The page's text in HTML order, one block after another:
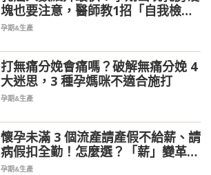
塊也要注意，醫師教1招「自我檢
查」
孕期&生產
打無痛分娩會痛嗎？破解無痛分娩 4
大迷思，3 種孕媽咪不適合施打
孕期&生產
懷孕未滿 3 個流產請產假不給薪、請
病假扣全勤！怎麼選？「薪」變革最
快 5 月上路
孕期&生產